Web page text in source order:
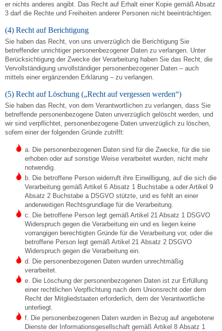
er nichts anderes angibt. Das Recht auf Erhalt einer Kopie gemäß Absatz
3 darf die Rechte und Freiheiten anderer Personen nicht beeinträchtigen.
(4) Recht auf Berichtigung
Sie haben das Recht, von uns unverzüglich die Berichtigung Sie
betreffender unrichtiger personenbezogener Daten zu verlangen. Unter
Berücksichtigung der Zwecke der Verarbeitung haben Sie das Recht, die
Vervollständigung unvollständiger personenbezogener Daten – auch
mittels einer ergänzenden Erklärung – zu verlangen.
(5) Recht auf Löschung („Recht auf vergessen werden“)
Sie haben das Recht, von dem Verantwortlichen zu verlangen, dass Sie
betreffende personenbezogene Daten unverzüglich gelöscht werden, und
wir sind verpflichtet, personenbezogene Daten unverzüglich zu löschen,
sofern einer der folgenden Gründe zutrifft:
a. Die personenbezogenen Daten sind für die Zwecke, für die sie
erhoben oder auf sonstige Weise verarbeitet wurden, nicht mehr
notwendig.
b. Die betroffene Person widerruft ihre Einwilligung, auf die sich die
Verarbeitung gemäß Artikel 6 Absatz 1 Buchstabe a oder Artikel 9
Absatz 2 Buchstabe a DSGVO stützte, und es fehlt an einer
anderweitigen Rechtsgrundlage für die Verarbeitung.
c. Die betroffene Person legt gemäß Artikel 21 Absatz 1 DSGVO
Widerspruch gegen die Verarbeitung ein und es liegen keine
vorrangigen berechtigten Gründe für die Verarbeitung vor, oder die
betroffene Person legt gemäß Artikel 21 Absatz 2 DSGVO
Widerspruch gegen die Verarbeitung ein.
d. Die personenbezogenen Daten wurden unrechtmäßig
verarbeitet.
e. Die Löschung der personenbezogenen Daten ist zur Erfüllung
einer rechtlichen Verpflichtung nach dem Unionsrecht oder dem
Recht der Mitgliedstaaten erforderlich, dem der Verantwortliche
unterliegt.
f. Die personenbezogenen Daten wurden in Bezug auf angebotene
Dienste der Informationsgesellschaft gemäß Artikel 8 Absatz 1